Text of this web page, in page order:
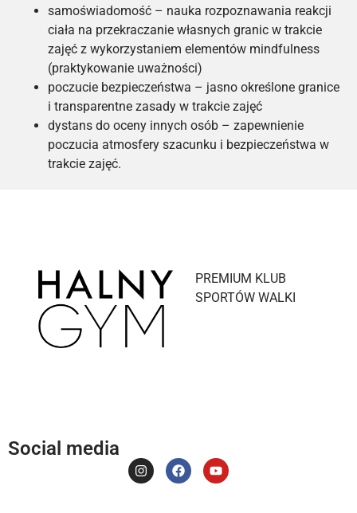
samoświadomość – nauka rozpoznawania reakcji
ciała na przekraczanie własnych granic w trakcie
zajęć z wykorzystaniem elementów mindfulness
(praktykowanie uważności)
poczucie bezpieczeństwa – jasno określone granice
i transparentne zasady w trakcie zajęć
dystans do oceny innych osób – zapewnienie
poczucia atmosfery szacunku i bezpieczeństwa w
trakcie zajęć.
PREMIUM KLUB
SPORTÓW WALKI
Social media